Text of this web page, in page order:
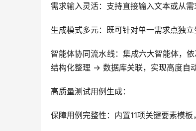
需求输入灵活：支持直接输入文本或从
生成模式多元：既可针对单一需求点独
智能体协同流水线：集成六大智能体，
结构化整理 → 数据库关联，实现高度自
高质量测试用例生成：
保障用例完整性：内置11项关键要素模